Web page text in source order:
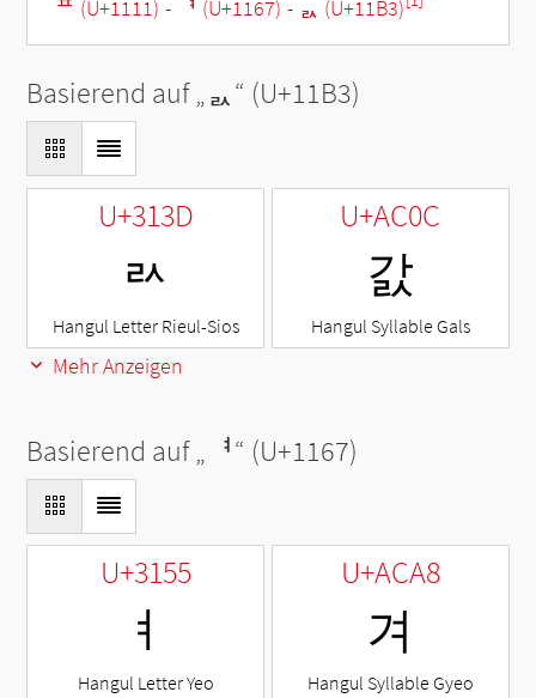
ᄑ (U+1111) - ᅧ (U+1167) - ᆳ (U+11B3)
Basierend auf „ᆳ“ (U+11B3)
U+313D
ㄽ
Hangul Letter Rieul-Sios
U+AC0C
갌
Hangul Syllable Gals
Mehr Anzeigen
Basierend auf „ ᅧ“ (U+1167)
U+3155
ㅕ
Hangul Letter Yeo
U+ACA8
겨
Hangul Syllable Gyeo